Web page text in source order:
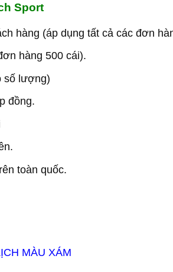
Sport
hàng (áp dụng tất cả các đơn
hàng 500 cái).
số lượng)
đồng.
toàn quốc.
MÀU XÁM